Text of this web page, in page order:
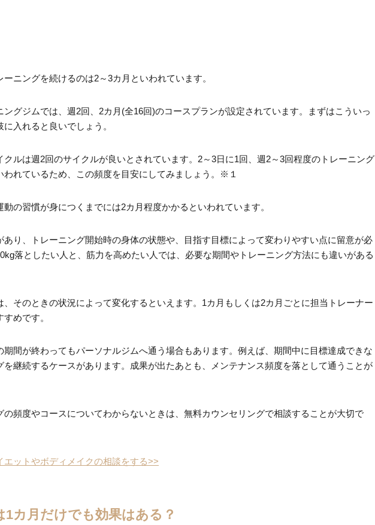
ニングを続けるのは2～3カ月といわれています。
ングジムでは、週2回、2カ月(全16回)のコースプランが設定されています。まずはこういっ
入れると良いでしょう。
クルは週2回のサイクルが良いとされています。2～3日に1回、週2～3回程度のトレーニング
われているため、この頻度を目安にしてみましょう。※１
の習慣が身につくまでには2カ月程度かかるといわれています。
あり、トレーニング開始時の身体の状態や、目指す目標によって変わりやすい点に留意が必
落としたい人と、筋力を高めたい人では、必要な期間やトレーニング方法にも違いがある
そのときの状況によって変化するといえます。1カ月もしくは2カ月ごとに担当トレーナー
めです。
期間が終わってもパーソナルジムへ通う場合もあります。例えば、期間中に目標達成できな
を継続するケースがあります。成果が出たあとも、メンテナンス頻度を落として通うことが
の頻度やコースについてわからないときは、無料カウンセリングで相談することが大切で
ットやボディメイクの相談をする>>
カ月だけでも効果はある？